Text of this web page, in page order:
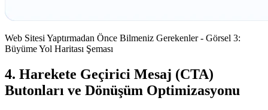
Web Sitesi Yaptırmadan Önce Bilmeniz Gerekenler - Görsel 3:
Büyüme Yol Haritası Şeması
4. Harekete Geçirici Mesaj (CTA)
Butonları ve Dönüşüm Optimizasyonu